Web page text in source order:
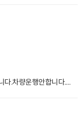
시설및 위치좋은 곳입니다.원장님 수업없습니다.차량운행안합니다.씨앗자원으로 키워보실분 문의주세요 6/10층